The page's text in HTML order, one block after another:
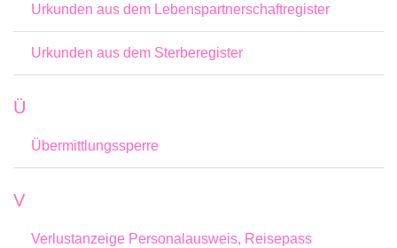
Urkunden aus dem Lebenspartnerschaftregister
Urkunden aus dem Sterberegister
Ü
Übermittlungssperre
V
Verlustanzeige Personalausweis, Reisepass